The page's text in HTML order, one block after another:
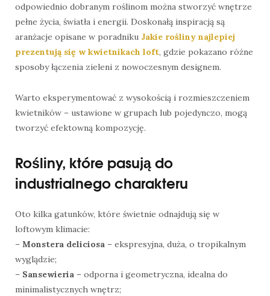
odpowiednio dobranym roślinom można stworzyć wnętrze
pełne życia, światła i energii. Doskonałą inspiracją są
aranżacje opisane w poradniku Jakie rośliny najlepiej
prezentują się w kwietnikach loft, gdzie pokazano różne
sposoby łączenia zieleni z nowoczesnym designem.
Warto eksperymentować z wysokością i rozmieszczeniem
kwietników – ustawione w grupach lub pojedynczo, mogą
tworzyć efektowną kompozycję.
Rośliny, które pasują do
industrialnego charakteru
Oto kilka gatunków, które świetnie odnajdują się w
loftowym klimacie:
– Monstera deliciosa – ekspresyjna, duża, o tropikalnym
wyglądzie;
– Sansewieria – odporna i geometryczna, idealna do
minimalistycznych wnętrz;